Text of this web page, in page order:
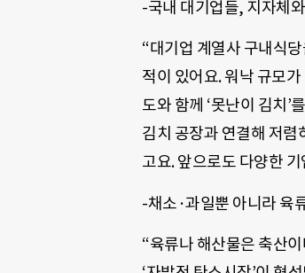
-국내 대기업들, 지자체
“대기업 계열사 구내식
적이 있어요. 워낙 규모
도와 함께 ‘못난이 김치’
김치 공장과 연결해 저
고요. 앞으로도 다양한
-채소·과일뿐 아니라 육
“육류나 해산물은 축산